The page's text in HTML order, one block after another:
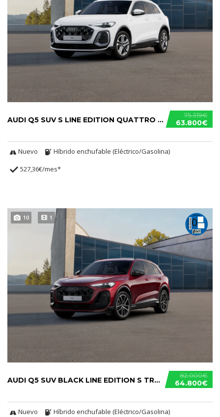
75.319€
63.800€
AUDI Q5 SUV S LINE EDITION QUATTRO S TRONIC E-HYBRID
Nuevo
Híbrido enchufable (Eléctrico/Gasolina)
527,36€/mes*
10 1
82.000€
64.800€
AUDI Q5 SUV BLACK LINE EDITION S TRONIC E-HYBRID
Nuevo
Híbrido enchufable (Eléctrico/Gasolina)